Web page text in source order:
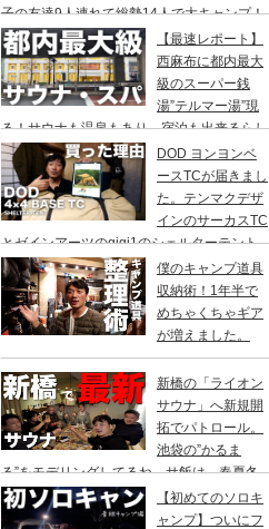
子の友達9人連れて総勢14人で大キャンプ！
めちゃくちゃ疲れたぞ。
【最速レポート】
西麻布に都内最大
級のスーパー銭
湯”テルマー湯”現
る！サウナも温泉もあり、宿泊も出来るらし
い♪
DOD ヨンヨンベ
ースTCが届きまし
た。テンマクデザ
インのサーカスTC
とゼインアーツのgigi1のシェルターテント
と比較検討をし、購入に至った理由。
僕のキャンプ道具
収納術！1年半で
めちゃくちゃギア
が増えました。
新橋の「ライオン
サウナ」へ新規開
拓でパトロール。
池袋の”かるま
る”をモデリングしてるね。サ飯は、春夏冬
にて。
【初めてのソロキ
ャンプ】ついにフ